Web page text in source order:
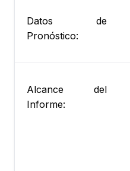
Datos de
Pronóstico:
Alcance del
Informe: